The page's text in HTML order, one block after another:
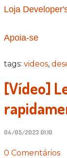
Loja
Apoia-se
tags: videos,
[Vídeo]
04/05/2023 01:10
0 Comentários